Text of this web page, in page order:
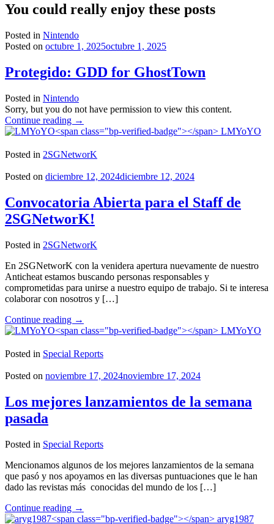
You could really enjoy these posts
Posted in Nintendo
Posted on octubre 1, 2025octubre 1, 2025
Protegido: GDD for GhostTown
Posted in Nintendo
Sorry, but you do not have permission to view this content.
Continue reading "Protegido:
GDD
GhostTown"
→
LMYoYO
Posted in 2SGNetworK
Posted on diciembre 12, 2024diciembre 12, 2024
Convocatoria Abierta para el Staff de
2SGNetworK!
Posted in 2SGNetworK
En 2SGNetworK con la venidera apertura nuevamente de nuestro
Anticheat estamos buscando personas responsables y
comprometidas para unirse a nuestro equipo de trabajo. Si te interesa
colaborar con nosotros y […]
Continue reading "Convocatoria
Abierta
el
de
→
LMYoYO
Posted in Special Reports
Posted on noviembre 17, 2024noviembre 17, 2024
Los mejores lanzamientos de la semana
pasada
Posted in Special Reports
Mencionamos algunos de los mejores lanzamientos de la semana
que pasó y nos apoyamos en las diversas puntuaciones que le han
dado las revistas más conocidas del mundo de los […]
Continue reading "Los
mejores
→
aryg1987